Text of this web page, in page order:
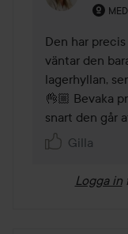
Den har
väntar den
lagerhyllan,
👌🏼 Bevaka
snart den går
Gilla
Logga in